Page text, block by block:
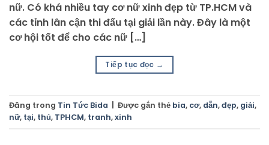
nữ. Có khá nhiều tay cơ nữ xinh đẹp từ TP.HCM và
các tỉnh lân cận thi đấu tại giải lần này. Đây là một
cơ hội tốt để cho các nữ […]
Tiếp tục đọc →
Đăng trong Tin Tức Bida Được gắn thẻ bia, cơ, dẫn,đẹp, giải,
nữ, tại, thủ, TPHCM, tranh,xinh